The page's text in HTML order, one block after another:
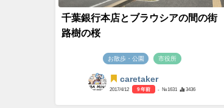
千葉銀行本店とブラウシアの間の街
路樹の桜
お散歩・公園 市役所
caretaker
2017/4/12 9 年前 - №1631 3436